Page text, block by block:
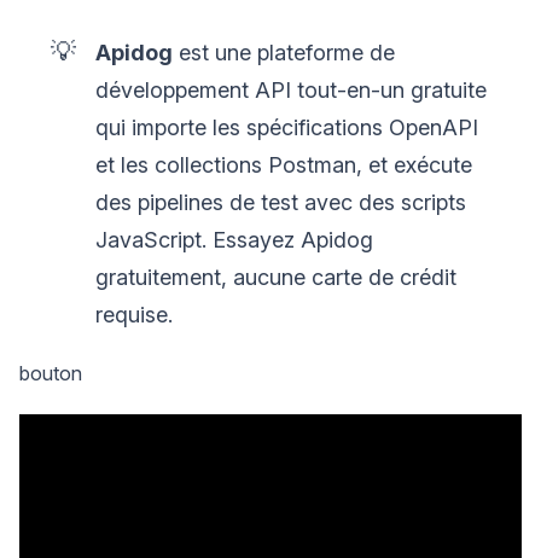
💡 Apidog est une plateforme de
développement API tout-en-un gratuite
qui importe les spécifications OpenAPI
et les collections Postman, et exécute
des pipelines de test avec des scripts
JavaScript. Essayez Apidog
gratuitement, aucune carte de crédit
requise.
bouton